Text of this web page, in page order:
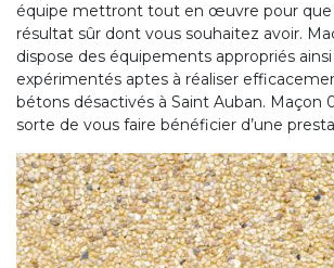
équipe mettront tout en œuvre pour que
résultat sûr dont vous souhaitez avoir.
dispose des équipements appropriés
expérimentés aptes à réaliser
bétons désactivés à Saint Auban. Maçon
sorte de vous faire bénéficier d’une